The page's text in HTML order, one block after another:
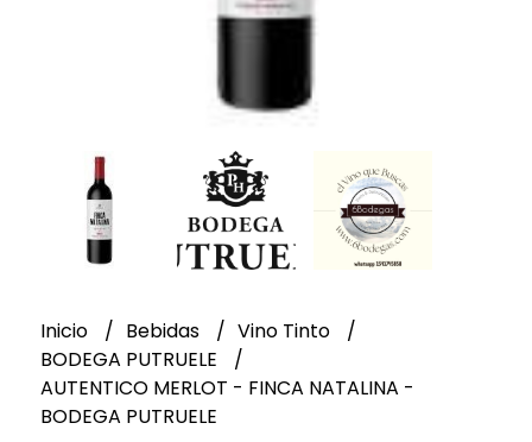
Inicio Bebidas
Vino Tinto
BODEGA PUTRUELE
AUTENTICO MERLOT - FINCA NATALINA -
BODEGA PUTRUELE